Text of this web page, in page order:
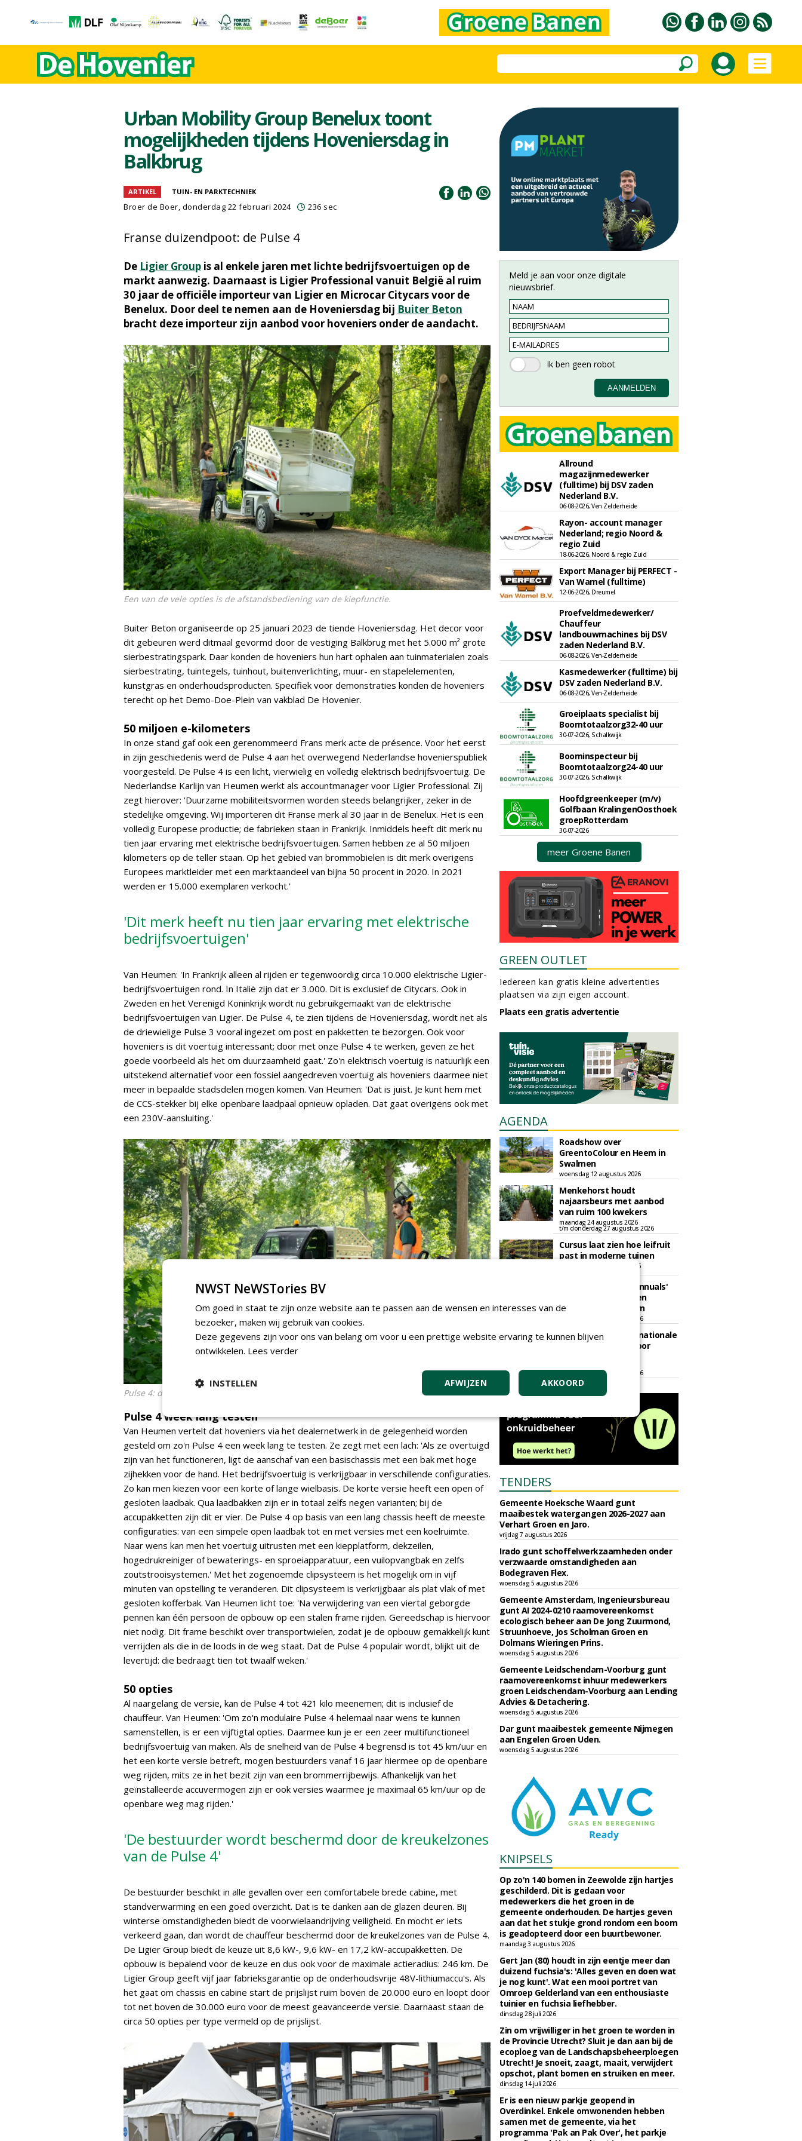
Urban Mobility Group Benelux toont
mogelijkheden tijdens Hoveniersdag in
Balkbrug
ARTIKEL TUIN- EN PARKTECHNIEK
Broer de Boer, donderdag 22 februari 2024 236 sec
Franse duizendpoot: de Pulse 4
De Ligier Group is al enkele jaren met lichte bedrijfsvoertuigen op de
markt aanwezig. Daarnaast is Ligier Professional vanuit België al ruim
30 jaar de officiële importeur van Ligier en Microcar Citycars voor de
Benelux. Door deel te nemen aan de Hoveniersdag bij Buiter Beton
bracht deze importeur zijn aanbod voor hoveniers onder de aandacht.
Een van de vele opties is de afstandsbediening van de kiepfunctie.
Buiter Beton organiseerde op 25 januari 2023 de tiende Hoveniersdag. Het decor voor
dit gebeuren werd ditmaal gevormd door de vestiging Balkbrug met het 5.000 m² grote
sierbestratingspark. Daar konden de hoveniers hun hart ophalen aan tuinmaterialen zoals
sierbestrating, tuintegels, tuinhout, buitenverlichting, muur- en stapelelementen,
kunstgras en onderhoudsproducten. Specifiek voor demonstraties konden de hoveniers
terecht op het Demo-Doe-Plein van vakblad De Hovenier.
50 miljoen e-kilometers
In onze stand gaf ook een gerenommeerd Frans merk acte de présence. Voor het eerst
in zijn geschiedenis werd de Pulse 4 aan het overwegend Nederlandse hovenierspubliek
voorgesteld. De Pulse 4 is een licht, vierwielig en volledig elektrisch bedrijfsvoertuig. De
Nederlandse Karlijn van Heumen werkt als accountmanager voor Ligier Professional. Zij
zegt hierover: 'Duurzame mobiliteitsvormen worden steeds belangrijker, zeker in de
stedelijke omgeving. Wij importeren dit Franse merk al 30 jaar in de Benelux. Het is een
volledig Europese productie; de fabrieken staan in Frankrijk. Inmiddels heeft dit merk nu
tien jaar ervaring met elektrische bedrijfsvoertuigen. Samen hebben ze al 50 miljoen
kilometers op de teller staan. Op het gebied van brommobielen is dit merk overigens
Europees marktleider met een marktaandeel van bijna 50 procent in 2020. In 2021
werden er 15.000 exemplaren verkocht.'
'Dit merk heeft nu tien jaar ervaring met elektrische
bedrijfsvoertuigen'
Van Heumen: 'In Frankrijk alleen al rijden er tegenwoordig circa 10.000 elektrische Ligier-
bedrijfsvoertuigen rond. In Italië zijn dat er 3.000. Dit is exclusief de Citycars. Ook in
Zweden en het Verenigd Koninkrijk wordt nu gebruikgemaakt van de elektrische
bedrijfsvoertuigen van Ligier. De Pulse 4, te zien tijdens de Hoveniersdag, wordt net als
de driewielige Pulse 3 vooral ingezet om post en pakketten te bezorgen. Ook voor
hoveniers is dit voertuig interessant; door met onze Pulse 4 te werken, geven ze het
goede voorbeeld als het om duurzaamheid gaat.' Zo'n elektrisch voertuig is natuurlijk een
uitstekend alternatief voor een fossiel aangedreven voertuig als hoveniers daarmee niet
meer in bepaalde stadsdelen mogen komen. Van Heumen: 'Dat is juist. Je kunt hem met
de CCS-stekker bij elke openbare laadpaal opnieuw opladen. Dat gaat overigens ook met
een 230V-aansluiting.'
Pulse 4: de L3KS
Pulse 4 week lang testen
Van Heumen vertelt dat hoveniers via het dealernetwerk in de gelegenheid worden
gesteld om zo'n Pulse 4 een week lang te testen. Ze zegt met een lach: 'Als ze overtuigd
zijn van het functioneren, ligt de aanschaf van een basischassis met een bak met hoge
zijhekken voor de hand. Het bedrijfsvoertuig is verkrijgbaar in verschillende configuraties.
Zo kan men kiezen voor een korte of lange wielbasis. De korte versie heeft een open of
gesloten laadbak. Qua laadbakken zijn er in totaal zelfs negen varianten; bij de
accupakketten zijn dit er vier. De Pulse 4 op basis van een lang chassis heeft de meeste
configuraties: van een simpele open laadbak tot en met versies met een koelruimte.
Naar wens kan men het voertuig uitrusten met een kiepplatform, dekzeilen,
hogedrukreiniger of bewaterings- en sproeiapparatuur, een vuilopvangbak en zelfs
zoutstrooisystemen.' Met het zogenoemde clipsysteem is het mogelijk om in vijf
minuten van opstelling te veranderen. Dit clipsysteem is verkrijgbaar als plat vlak of met
gesloten kofferbak. Van Heumen licht toe: 'Na verwijdering van een viertal geborgde
pennen kan één persoon de opbouw op een stalen frame rijden. Gereedschap is hiervoor
niet nodig. Dit frame beschikt over transportwielen, zodat je de opbouw gemakkelijk kunt
verrijden als die in de loods in de weg staat. Dat de Pulse 4 populair wordt, blijkt uit de
levertijd: die bedraagt tien tot twaalf weken.'
50 opties
Al naargelang de versie, kan de Pulse 4 tot 421 kilo meenemen; dit is inclusief de
chauffeur. Van Heumen: 'Om zo'n modulaire Pulse 4 helemaal naar wens te kunnen
samenstellen, is er een vijftigtal opties. Daarmee kun je er een zeer multifunctioneel
bedrijfsvoertuig van maken. Als de snelheid van de Pulse 4 begrensd is tot 45 km/uur en
het een korte versie betreft, mogen bestuurders vanaf 16 jaar hiermee op de openbare
weg rijden, mits ze in het bezit zijn van een brommerrijbewijs. Afhankelijk van het
geïnstalleerde accuvermogen zijn er ook versies waarmee je maximaal 65 km/uur op de
openbare weg mag rijden.'
'De bestuurder wordt beschermd door de kreukelzones
van de Pulse 4'
De bestuurder beschikt in alle gevallen over een comfortabele brede cabine, met
standverwarming en een goed overzicht. Dat is te danken aan de glazen deuren. Bij
winterse omstandigheden biedt de voorwielaandrijving veiligheid. En mocht er iets
verkeerd gaan, dan wordt de chauffeur beschermd door de kreukelzones van de Pulse 4.
De Ligier Group biedt de keuze uit 8,6 kW-, 9,6 kW- en 17,2 kW-accupakketten. De
opbouw is bepalend voor de keuze en dus ook voor de maximale actieradius: 246 km. De
Ligier Group geeft vijf jaar fabrieksgarantie op de onderhoudsvrije 48V-lithiumaccu's. Als
het gaat om chassis en cabine start de prijslijst ruim boven de 20.000 euro en loopt door
tot net boven de 30.000 euro voor de meest geavanceerde versie. Daarnaast staan de
circa 50 opties per type vermeld op de prijslijst.
Meld je aan voor onze digitale
nieuwsbrief.
Allround
magazijnmedewerker
(fulltime) bij DSV zaden
Nederland B.V.
06-08-2026, Ven Zelderheide
Rayon- account manager
Nederland; regio Noord &
regio Zuid
18-06-2026, Noord & regio Zuid
Export Manager bij PERFECT -
Van Wamel (fulltime)
12-06-2026, Dreumel
Proefveldmedewerker/
Chauffeur
landbouwmachines bij DSV
zaden Nederland B.V.
06-08-2026, Ven-Zelderheide
Kasmedewerker (fulltime) bij
DSV zaden Nederland B.V.
06-08-2026, Ven-Zelderheide
Groeiplaats specialist bij
Boomtotaalzorg32-40 uur
30-07-2026, Schalkwijk
Boominspecteur bij
Boomtotaalzorg24-40 uur
30-07-2026, Schalkwijk
Hoofdgreenkeeper (m/v)
Golfbaan KralingenOosthoek
groepRotterdam
30-07-2026
meer Groene Banen
GREEN OUTLET
Iedereen kan gratis kleine advertenties
plaatsen via zijn eigen account.
Plaats een gratis advertentie
AGENDA
Roadshow over
GreentoColour en Heem in
Swalmen
woensdag 12 augustus 2026
Menkehorst houdt
najaarsbeurs met aanbod
van ruim 100 kwekers
maandag 24 augustus 2026
t/m donderdag 27 augustus 2026
Cursus laat zien hoe leifruit
past in moderne tuinen
woensdag 26 augustus 2026
Vakdag 'All About Annuals'
zet eenjarige planten
centraal in Appeltern
donderdag 27 augustus 2026
GaLaBau 2026: internationale
ontmoetingsplek voor
t/m vrijdag 18 september 2026
TENDERS
Gemeente Hoeksche Waard gunt
maaibestek watergangen 2026-2027 aan
Verhart Groen en Jaro.
vrijdag 7 augustus 2026
Irado gunt schoffelwerkzaamheden onder
verzwaarde omstandigheden aan
Bodegraven Flex.
woensdag 5 augustus 2026
Gemeente Amsterdam, Ingenieursbureau
gunt AI 2024-0210 raamovereenkomst
ecologisch beheer aan De Jong Zuurmond,
Struunhoeve, Jos Scholman Groen en
Dolmans Wieringen Prins.
woensdag 5 augustus 2026
Gemeente Leidschendam-Voorburg gunt
raamovereenkomst inhuur medewerkers
groen Leidschendam-Voorburg aan Lending
Advies & Detachering.
woensdag 5 augustus 2026
Dar gunt maaibestek gemeente Nijmegen
aan Engelen Groen Uden.
woensdag 5 augustus 2026
KNIPSELS
Op zo'n 140 bomen in Zeewolde zijn hartjes
geschilderd. Dit is gedaan voor
medewerkers die het groen in de
gemeente onderhouden. De hartjes geven
aan dat het stukje grond rondom een boom
is geadopteerd door een buurtbewoner.
maandag 3 augustus 2026
Gert Jan (80) houdt in zijn eentje meer dan
duizend fuchsia's: 'Alles geven en doen wat
je nog kunt'. Wat een mooi portret van
Omroep Gelderland van een enthousiaste
tuinier en fuchsia liefhebber.
dinsdag 28 juli 2026
Zin om vrijwilliger in het groen te worden in
de Provincie Utrecht? Sluit je dan aan bij de
ecoploeg van de Landschapsbeheerploegen
Utrecht! Je snoeit, zaagt, maait, verwijdert
opschot, plant bomen en struiken en meer.
dinsdag 14 juli 2026
Er is een nieuw parkje geopend in
Overdinkel. Enkele omwonenden hebben
samen met de gemeente, via het
programma 'Pak an Pak Over', het parkje
NWST NeWSTories BV
Om goed in staat te zijn onze website aan te passen aan de wensen en interesses van de
bezoeker, maken wij gebruik van cookies.
Deze gegevens zijn voor ons van belang om voor u een prettige website ervaring te kunnen blijven
ontwikkelen. Lees verder
AKKOORD
AFWIJZEN
INSTELLEN